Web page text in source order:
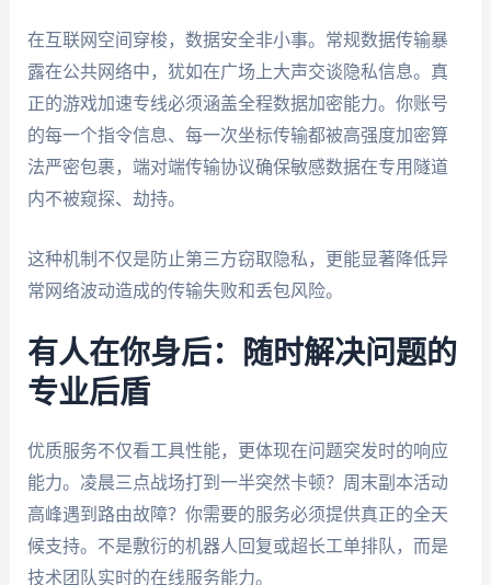
在互联网空间穿梭，数据安全非小事。常规数据传输暴
露在公共网络中，犹如在广场上大声交谈隐私信息。真
正的游戏加速专线必须涵盖全程数据加密能力。你账号
的每一个指令信息、每一次坐标传输都被高强度加密算
法严密包裹，端对端传输协议确保敏感数据在专用隧道
内不被窥探、劫持。
这种机制不仅是防止第三方窃取隐私，更能显著降低异
常网络波动造成的传输失败和丢包风险。
有人在你身后：随时解决问题的
专业后盾
优质服务不仅看工具性能，更体现在问题突发时的响应
能力。凌晨三点战场打到一半突然卡顿？周末副本活动
高峰遇到路由故障？你需要的服务必须提供真正的全天
候支持。不是敷衍的机器人回复或超长工单排队，而是
技术团队实时的在线服务能力。